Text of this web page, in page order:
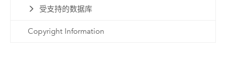
受支持的数据库
Copyright Information